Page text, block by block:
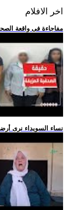
اخر الافلام
.. مفاجاءة فى واقعة
.. نساء السويداء نرى